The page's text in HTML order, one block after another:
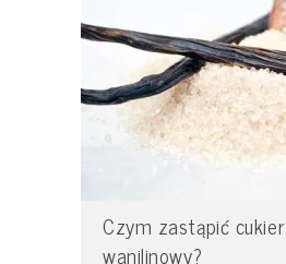
Czym zastąpić cukier
wanilinowy?